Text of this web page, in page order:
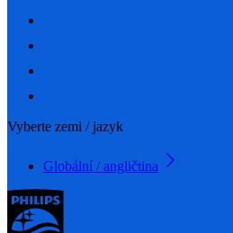
Vyberte zemi / jazyk
Globální / angličtina